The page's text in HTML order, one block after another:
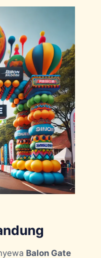
Balon Gate